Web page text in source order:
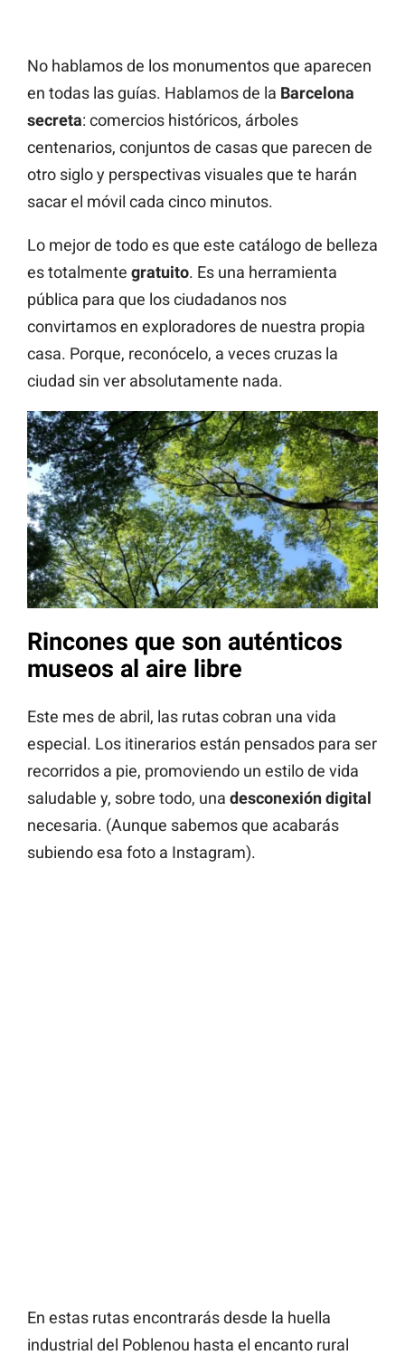
No hablamos de los monumentos que aparecen
en todas las guías. Hablamos de la Barcelona
secreta: comercios históricos, árboles
centenarios, conjuntos de casas que parecen de
otro siglo y perspectivas visuales que te harán
sacar el móvil cada cinco minutos.
Lo mejor de todo es que este catálogo de belleza
es totalmente gratuito. Es una herramienta
pública para que los ciudadanos nos
convirtamos en exploradores de nuestra propia
casa. Porque, reconócelo, a veces cruzas la
ciudad sin ver absolutamente nada.
Rincones que son auténticos
museos al aire libre
Este mes de abril, las rutas cobran una vida
especial. Los itinerarios están pensados para ser
recorridos a pie, promoviendo un estilo de vida
saludable y, sobre todo, una desconexión digital
necesaria. (Aunque sabemos que acabarás
subiendo esa foto a Instagram).
En estas rutas encontrarás desde la huella
industrial del Poblenou hasta el encanto rural